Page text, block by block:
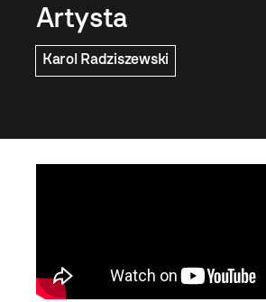
Artysta
Karol Radziszewski